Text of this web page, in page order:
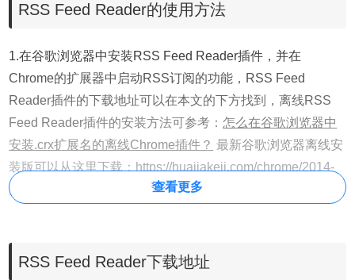
RSS Feed Reader的使用方法
1.在谷歌浏览器中安装RSS Feed Reader插件，并在
Chrome的扩展器中启动RSS订阅的功能，RSS Feed
Reader插件的下载地址可以在本文的下方找到，离线RSS
Feed Reader插件的安装方法可参考：怎么在谷歌浏览器中
安装.crx扩展名的离线Chrome插件？ 最新谷歌浏览器离线安
装版可以从这里下载： https://huajiakeji.com/chrome/2014-
09/177.html
速地查看出目前已经订阅的RSS源，通过列表可以查看出这
些RSS的详细信息，如图所示：
查看更多
RSS Feed Reader下载地址